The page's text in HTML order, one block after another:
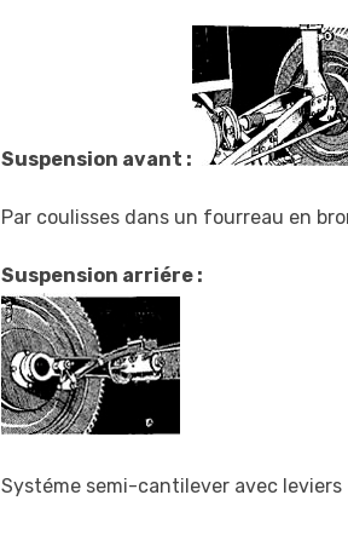
Suspension avant :
Par coulisses dans un fourreau en
Suspension arriére :
Systéme semi-cantilever avec